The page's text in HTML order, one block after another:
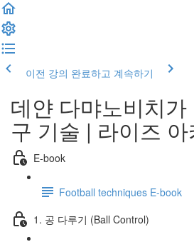
이전 강의 완료하고 계속하기
데얀 다먀노비치
구 기술 | 라이즈 아
E-book
Football techniques E-book
1. 공 다루기 (Ball Control)